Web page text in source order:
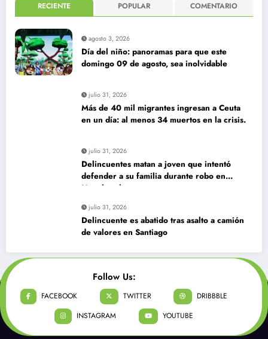
RECIENTE POPULAR COMENTARIO
agosto 3, 2026
Día del niño: panoramas para que este
domingo 09 de agosto, sea inolvidable
julio 31, 2026
Más de 40 mil migrantes ingresan a Ceuta
en un día: al menos 34 muertos en la crisis.
julio 31, 2026
Delincuentes matan a joven que intentó
defender a su familia durante robo en
Huechuraba
julio 31, 2026
Delincuente es abatido tras asalto a camión
de valores en Santiago
Follow Us:
FACEBOOK TWITTER
DRIBBBLE
INSTAGRAM
YOUTUBE